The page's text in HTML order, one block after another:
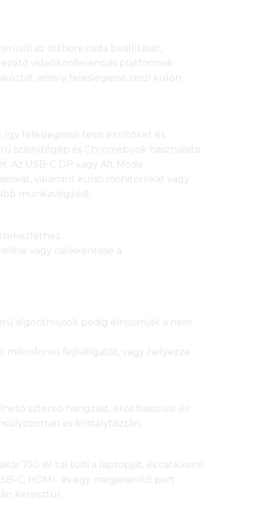
az otthoni iroda beállítását,
videókonferenciás platformok
amely feleslegessé teszi külön
így feleslegessé teszi a töltőket és
számítógép és Chromebook használata
Az USB-C DP vagy Alt Mode
valamint külső monitorokat vagy
munkavégzést.
vagy csökkentése a
algoritmusok pedig elnyomják a nem
mikrofonos fejhallgatót, vagy helyezze
sztereó hangzást, erős basszust és
és kristálytisztán.
100 W-tal tölti a laptopját, és csökkenti
C, HDMI- és egy megjelenítő port
keresztül.